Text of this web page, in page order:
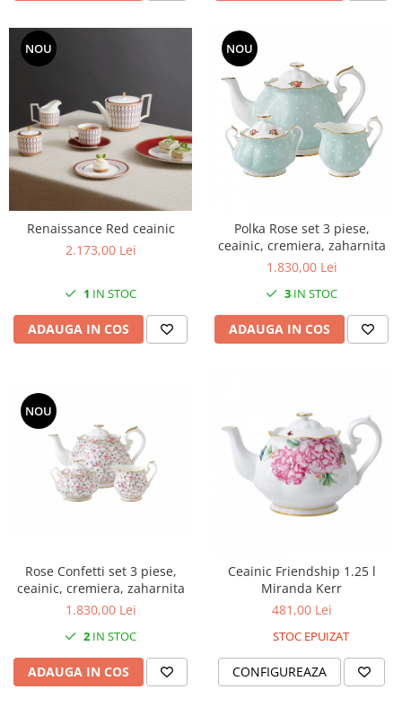
NOU
Renaissance Red ceainic
2.173,00 Lei
1 IN STOC
ADAUGA IN COS
NOU
Polka Rose set 3 piese,
ceainic, cremiera, zaharnita
1.830,00 Lei
3 IN STOC
ADAUGA IN COS
NOU
Rose Confetti set 3 piese,
ceainic, cremiera, zaharnita
1.830,00 Lei
2 IN STOC
ADAUGA IN COS
Ceainic Friendship 1.25 l
Miranda Kerr
481,00 Lei
STOC EPUIZAT
CONFIGUREAZA